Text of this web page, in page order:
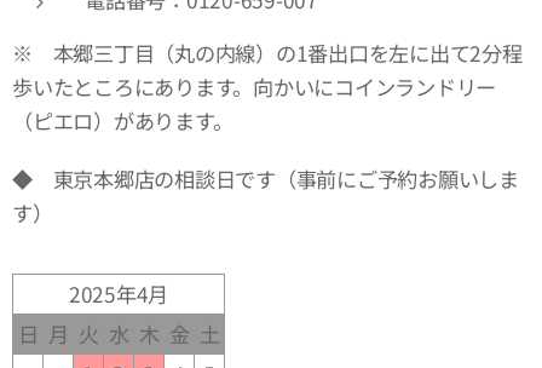
※ 本郷三丁目（丸の内線）の1番出口を左に出て2分程
歩いたところにあります。向かいにコインランドリー
（ピエロ）があります。
◆ 東京本郷店の相談日です（事前にご予約お願いしま
す）
2025年4月
日 月 火 水 木 金 土